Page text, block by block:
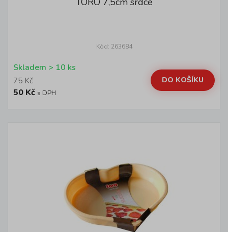
Kód: 263684
Skladem > 10 ks
75 Kč
50 Kč s DPH
DO KOŠÍKU